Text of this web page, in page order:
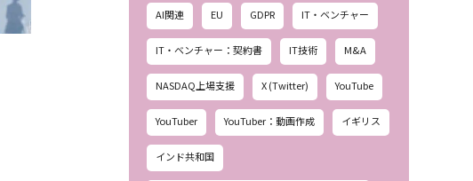
AI関連 EU GDPR IT・ベンチャー
IT・ベンチャー：契約書 IT技術 M&A
NASDAQ上場支援 X (Twitter) YouTube
YouTuber YouTuber：動画作成 イギリス
インド共和国